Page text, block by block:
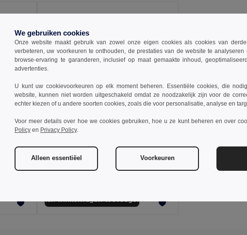
ICEHAND Gewatteerde ijskrabber
We gebruiken cookies
Onze website maakt gebruik van zowel onze eigen cookies als cookies van
verbeteren, uw voorkeuren te onthouden, de prestaties van de website te
browse-ervaring te garanderen, inclusief op maat gemaakte inhoud,
advertenties.
U kunt uw cookievoorkeuren op elk moment beheren. Essentiële cookies, die
website, kunnen niet worden uitgeschakeld omdat ze noodzakelijk zijn voor de
echter kiezen of u andere soorten cookies, zoals die voor personalisatie, analyse en
Voor meer details over hoe we cookies gebruiken, hoe u ze kunt beheren en over
Policy en Privacy Policy.
Alleen essentiëel Voorkeuren